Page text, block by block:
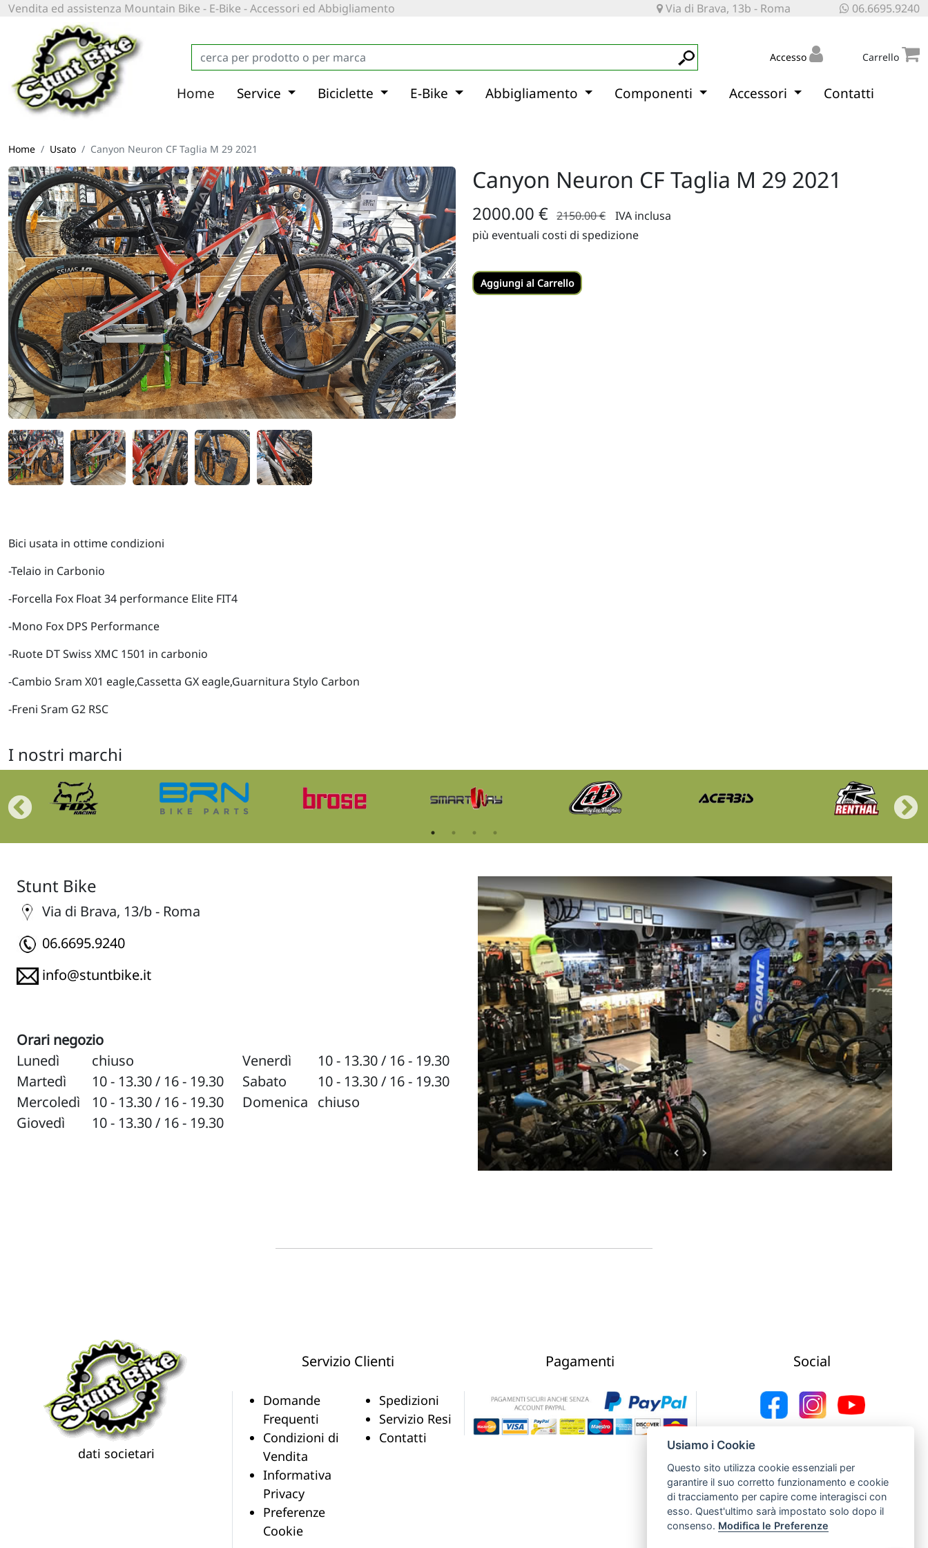
Vendita ed assistenza Mountain Bike - E-Bike - Accessori ed Abbigliamento Via di Brava, 13b - Roma 06.6695.9240
Accesso Carrello
Home Service Biciclette E-Bike Abbigliamento Componenti Accessori Contatti
Home Usato Canyon Neuron CF Taglia M 29 2021
Canyon Neuron CF Taglia M 29 2021
2000.00 € 2150.00 €
IVA inclusa
più eventuali costi di spedizione
Aggiungi al Carrello
Bici usata in ottime condizioni
-Telaio in Carbonio
-Forcella Fox Float 34 performance Elite FIT4
-Mono Fox DPS Performance
-Ruote DT Swiss XMC 1501 in carbonio
-Cambio Sram X01 eagle,Cassetta GX eagle,Guarnitura Stylo Carbon
-Freni Sram G2 RSC
I nostri marchi
Stunt Bike
Via di Brava, 13/b - Roma
06.6695.9240
info@stuntbike.it
Orari negozio
Lunedì
chiuso
Martedì
10 - 13.30 / 16 - 19.30
Mercoledì
10 - 13.30 / 16 - 19.30
Giovedì
10 - 13.30 / 16 - 19.30
Venerdì
10 - 13.30 / 16 - 19.30
Sabato
10 - 13.30 / 16 - 19.30
Domenica chiuso
dati societari
Servizio Clienti
Domande
Frequenti
Condizioni di
Vendita
Informativa
Privacy
Preferenze
Cookie
Spedizioni
Servizio Resi
Contatti
Pagamenti Social
Usiamo i Cookie
Questo sito utilizza cookie essenziali per
garantire il suo corretto funzionamento e cookie
di tracciamento per capire come interagisci con
esso. Quest'ultimo sarà impostato solo dopo il
consenso. Modifica le Preferenze